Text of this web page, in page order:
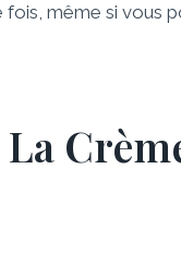
même si vous